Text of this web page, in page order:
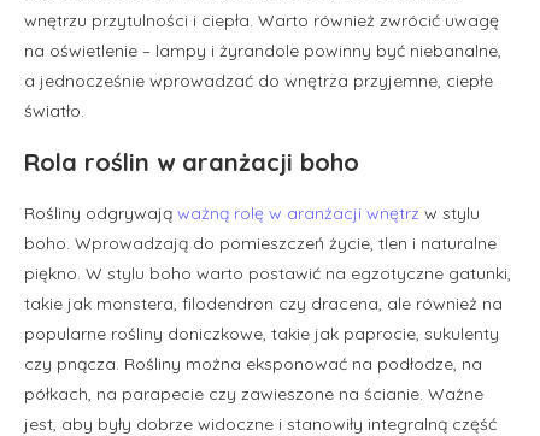
wnętrzu przytulności i ciepła. Warto również zwrócić uwagę
na oświetlenie – lampy i żyrandole powinny być niebanalne,
a jednocześnie wprowadzać do wnętrza przyjemne, ciepłe
światło.
Rola roślin w aranżacji boho
Rośliny odgrywają ważną rolę w aranżacji wnętrz w stylu
boho. Wprowadzają do pomieszczeń życie, tlen i naturalne
piękno. W stylu boho warto postawić na egzotyczne gatunki,
takie jak monstera, filodendron czy dracena, ale również na
popularne rośliny doniczkowe, takie jak paprocie, sukulenty
czy pnącza. Rośliny można eksponować na podłodze, na
półkach, na parapecie czy zawieszone na ścianie. Ważne
jest, aby były dobrze widoczne i stanowiły integralną część